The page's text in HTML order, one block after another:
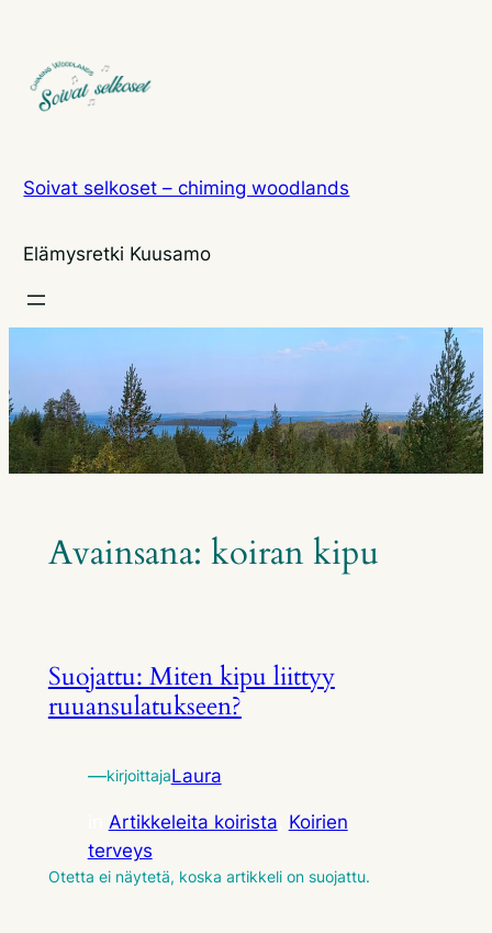
Soivat selkoset – chiming woodlands
Elämysretki Kuusamo
Avainsana: koiran kipu
Suojattu: Miten kipu liittyy
ruuansulatukseen?
—kirjoittajaLaura
Artikkeleita koirista Koirien
terveys
Otetta ei näytetä, koska artikkeli on suojattu.